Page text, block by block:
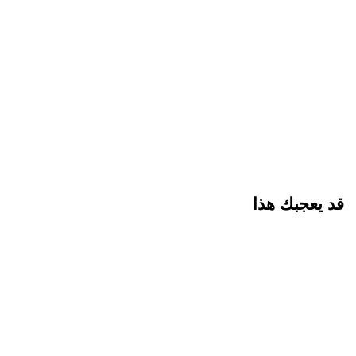
قد يعجبك هذا